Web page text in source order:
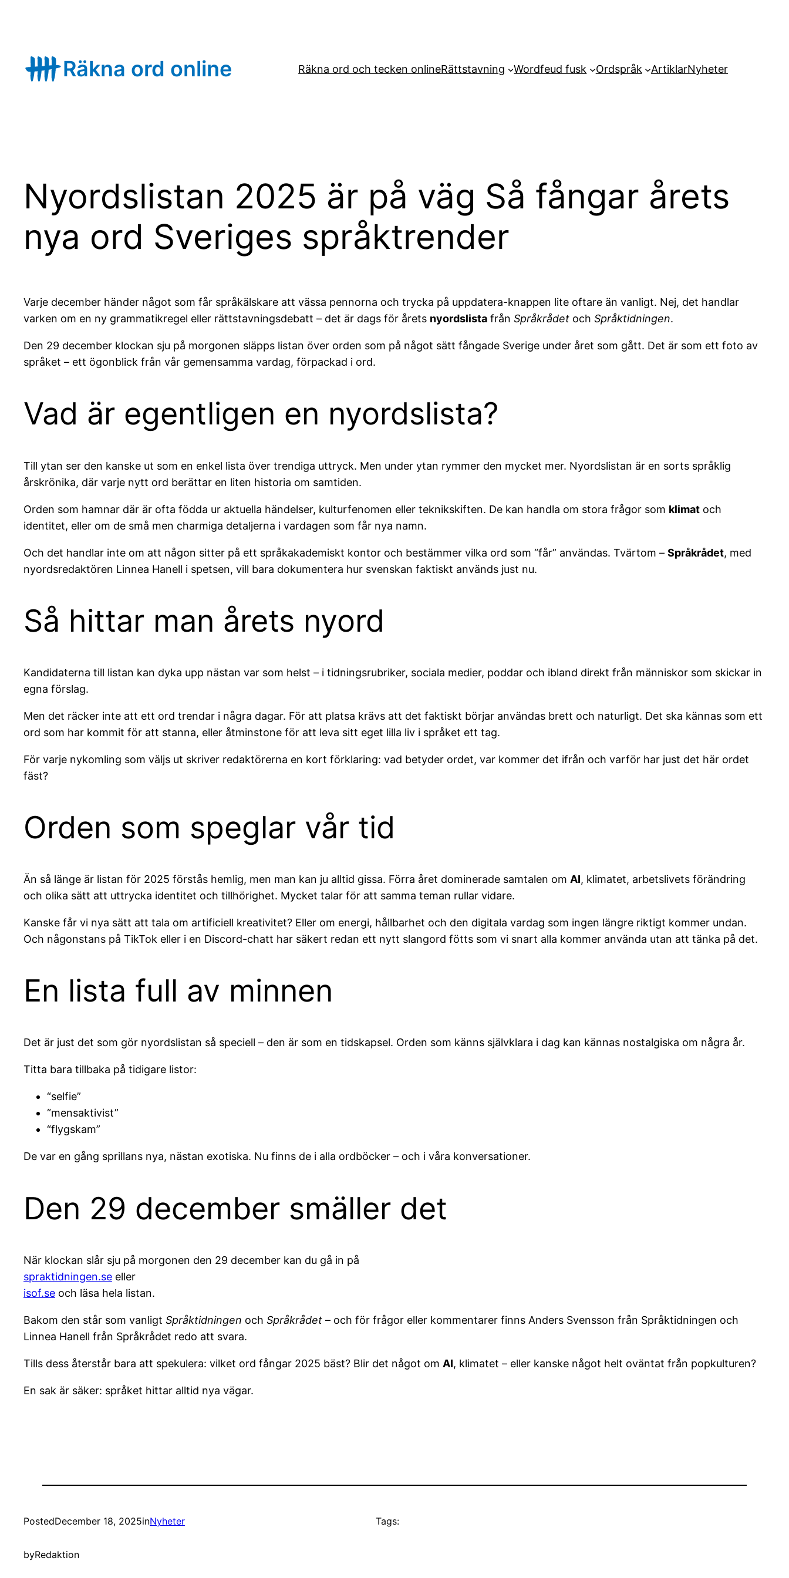
Räkna ord online Räkna ord och tecken onlineRättstavning Wordfeud fusk Ordspråk ArtiklarNyheter
Nyordslistan 2025 är på väg Så fångar årets
nya ord Sveriges språktrender
Varje december händer något som får språkälskare att vässa pennorna och trycka på uppdatera-knappen lite oftare än vanligt. Nej, det handlar
varken om en ny grammatikregel eller rättstavningsdebatt – det är dags för årets nyordslista från Språkrådet och Språktidningen.
Den 29 december klockan sju på morgonen släpps listan över orden som på något sätt fångade Sverige under året som gått. Det är som ett foto av
språket – ett ögonblick från vår gemensamma vardag, förpackad i ord.
Vad är egentligen en nyordslista?
Till ytan ser den kanske ut som en enkel lista över trendiga uttryck. Men under ytan rymmer den mycket mer. Nyordslistan är en sorts språklig
årskrönika, där varje nytt ord berättar en liten historia om samtiden.
Orden som hamnar där är ofta födda ur aktuella händelser, kulturfenomen eller teknikskiften. De kan handla om stora frågor som klimat och
identitet, eller om de små men charmiga detaljerna i vardagen som får nya namn.
Och det handlar inte om att någon sitter på ett språkakademiskt kontor och bestämmer vilka ord som “får” användas. Tvärtom – Språkrådet, med
nyordsredaktören Linnea Hanell i spetsen, vill bara dokumentera hur svenskan faktiskt används just nu.
Så hittar man årets nyord
Kandidaterna till listan kan dyka upp nästan var som helst – i tidningsrubriker, sociala medier, poddar och ibland direkt från människor som skickar in
egna förslag.
Men det räcker inte att ett ord trendar i några dagar. För att platsa krävs att det faktiskt börjar användas brett och naturligt. Det ska kännas som ett
ord som har kommit för att stanna, eller åtminstone för att leva sitt eget lilla liv i språket ett tag.
För varje nykomling som väljs ut skriver redaktörerna en kort förklaring: vad betyder ordet, var kommer det ifrån och varför har just det här ordet
fäst?
Orden som speglar vår tid
Än så länge är listan för 2025 förstås hemlig, men man kan ju alltid gissa. Förra året dominerade samtalen om AI, klimatet, arbetslivets förändring
och olika sätt att uttrycka identitet och tillhörighet. Mycket talar för att samma teman rullar vidare.
Kanske får vi nya sätt att tala om artificiell kreativitet? Eller om energi, hållbarhet och den digitala vardag som ingen längre riktigt kommer undan.
Och någonstans på TikTok eller i en Discord-chatt har säkert redan ett nytt slangord fötts som vi snart alla kommer använda utan att tänka på det.
En lista full av minnen
Det är just det som gör nyordslistan så speciell – den är som en tidskapsel. Orden som känns självklara i dag kan kännas nostalgiska om några år.
Titta bara tillbaka på tidigare listor:
“selfie”
“mensaktivist”
“flygskam”
De var en gång sprillans nya, nästan exotiska. Nu finns de i alla ordböcker – och i våra konversationer.
Den 29 december smäller det
När klockan slår sju på morgonen den 29 december kan du gå in på
spraktidningen.se eller
isof.se och läsa hela listan.
Bakom den står som vanligt Språktidningen och Språkrådet – och för frågor eller kommentarer finns Anders Svensson från Språktidningen och
Linnea Hanell från Språkrådet redo att svara.
Tills dess återstår bara att spekulera: vilket ord fångar 2025 bäst? Blir det något om AI, klimatet – eller kanske något helt oväntat från popkulturen?
En sak är säker: språket hittar alltid nya vägar.
PostedDecember 18, 2025inNyheter
byRedaktion
Tags: